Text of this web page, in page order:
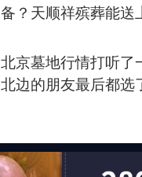
备？天顺祥殡葬能送
北京墓地行情打听了
北边的朋友最后都选